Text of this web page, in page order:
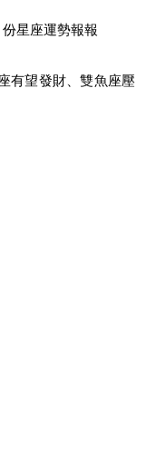
份星座運勢報報
有望發財、雙魚座壓